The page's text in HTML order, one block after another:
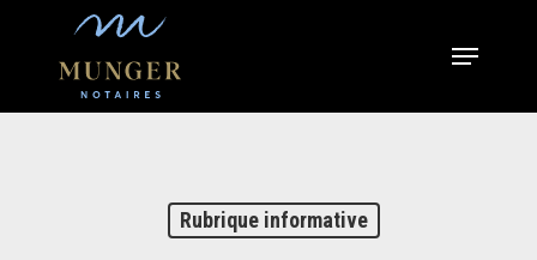
Menu
Rubrique informative
Menu